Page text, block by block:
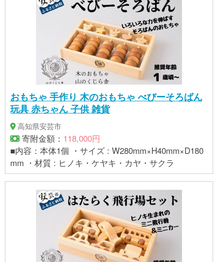
おもちゃ 手作り 木のおもちゃ べびーそろばん
玩具 赤ちゃん 子供 雑貨
高知県安芸市
寄附金額： 118,000円
■内容：本体1個 ・サイズ : W280mm×H40mm×D180
mm ・材質 : ヒノキ・ケヤキ・カヤ・サクラ